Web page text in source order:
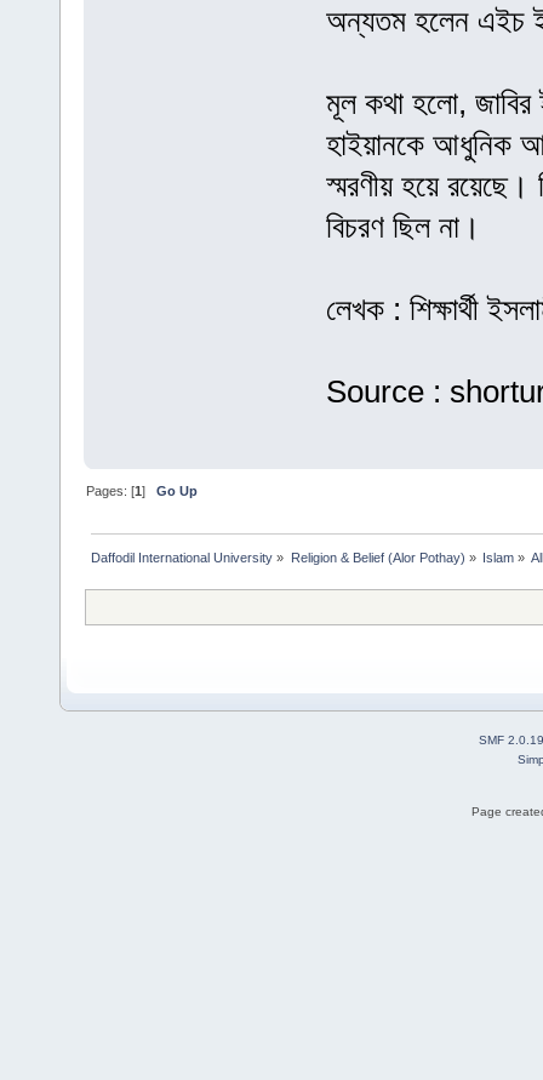
অন্যতম হলেন এইচ
মূল কথা হলো, জাবির
হাইয়ানকে আধুনিক
স্মরণীয় হয়ে রয়েছে।
বিচরণ ছিল না।
লেখক : শিক্ষার্থী
Source :
Pages: [1]Go Up
Daffodil International University » Religion & Belief (Alor Pothay) » Islam»
SMF 2.0.19
Page